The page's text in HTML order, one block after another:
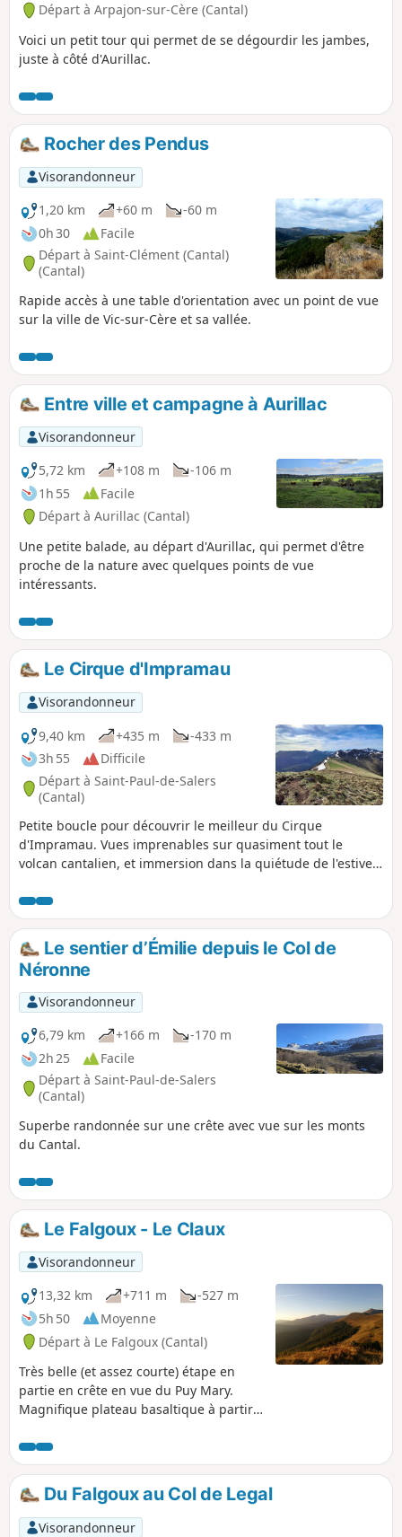
Départ à Arpajon-sur-Cère (Cantal)
Voici un petit tour qui permet de se dégourdir les jambes,
juste à côté d'Aurillac.
Rocher des Pendus
Visorandonneur
1,20 km
+60 m
-60 m
0h 30
Facile
Départ à Saint-Clément (Cantal)
(Cantal)
Rapide accès à une table d'orientation avec un point de vue
sur la ville de Vic-sur-Cère et sa vallée.
Entre ville et campagne à Aurillac
Visorandonneur
5,72 km
+108 m
-106 m
1h 55
Facile
Départ à Aurillac (Cantal)
Une petite balade, au départ d'Aurillac, qui permet d'être
proche de la nature avec quelques points de vue
intéressants.
Le Cirque d'Impramau
Visorandonneur
9,40 km
+435 m
-433 m
3h 55
Difficile
Départ à Saint-Paul-de-Salers
(Cantal)
Petite boucle pour découvrir le meilleur du Cirque
d'Impramau. Vues imprenables sur quasiment tout le
volcan cantalien, et immersion dans la quiétude de l'estive
sentiers balisés et non balisés, le dernier tiers est
quasiment hors sentier au milieu d'une estive, de rochers,
de nombreux ruisseaux à traverser et des passages de
clôtures qu'il faut parfois chercher, mais ça en vaut la peine.
Vous évoluerez au milieu des animaux, vaches, chevaux et
brebis, gardées par des chiens de protection. Si vous êtes
matinal, il est fréquent d'y croiser des chamois, mouflons et
marmottes, parfois aussi des vautours venus de Lozère.
Application Visorando conseillée
Le sentier d’Émilie depuis le Col de
Néronne
Visorandonneur
6,79 km
+166 m
-170 m
2h 25
Facile
Départ à Saint-Paul-de-Salers
(Cantal)
Superbe randonnée sur une crête avec vue sur les monts
du Cantal.
Le Falgoux - Le Claux
Visorandonneur
13,32 km
+711 m
-527 m
5h 50
Moyenne
Départ à Le Falgoux (Cantal)
Très belle (et assez courte) étape en
partie en crête en vue du Puy Mary.
Magnifique plateau basaltique à partir
du Puy Mary, environ 1,5 km après le
village.
Du Falgoux au Col de Legal
Visorandonneur